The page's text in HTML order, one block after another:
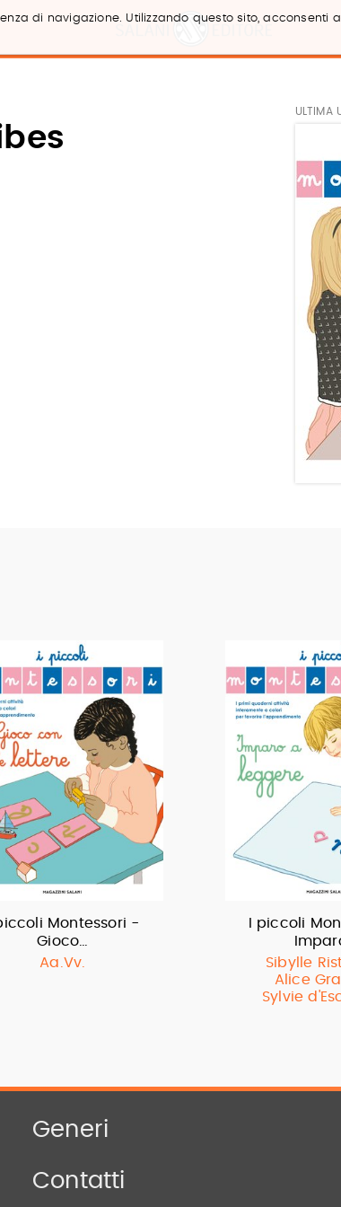
di navigazione. Utilizzando questo sito, acconsenti
ULTIMA
Montessori -
Gioco…
Aa.Vv.
I piccoli
Sibylle
Alice
Sylvie
Generi
Contatti